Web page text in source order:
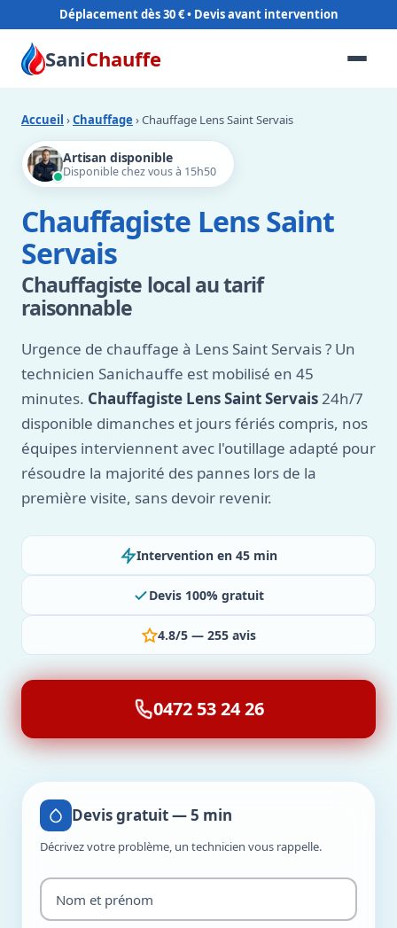
Déplacement dès 30 €
SaniChauffe
Accueil ›Chauffage › Chauffage Lens Saint Servais
Artisan disponible
Disponible chez vous à 15h50
Chauffagiste Lens Saint
Servais
Chauffagiste local au tarif
raisonnable
Urgence de chauffage à Lens Saint Servais ? Un
technicien Sanichauffe est mobilisé en 45
minutes. Chauffagiste Lens Saint Servais24h/7
disponible dimanches et jours fériés compris, nos
équipes interviennent avec l'outillage adapté pour
résoudre la majorité des pannes lors de la
première visite, sans devoir revenir.
Intervention en 45 min
Devis 100% gratuit
4.8/5 — 255 avis
0472 53 24 26
Devis gratuit — 5 min
Décrivez votre problème, un technicien vous rappelle.